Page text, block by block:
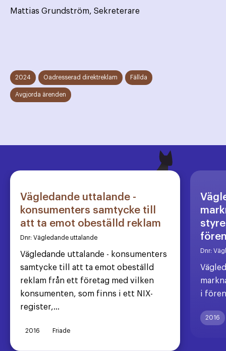
Mattias Grundström, Sekreterare
2024 Oadresserad direktreklam Fällda
Avgjorda ärenden
Vägledande uttalande -
konsumenters samtycke till
att ta emot obeställd reklam
Dnr: Vägledande uttalande
Vägledande uttalande - konsumenters
samtycke till att ta emot obeställd
reklam från ett företag med vilken
konsumenten, som finns i ett NIX-
register,...
2016 Friade
Dnr:
i
2016